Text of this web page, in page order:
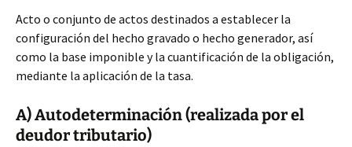
Acto o conjunto de actos destinados a establecer la
configuración del hecho gravado o hecho generador, así
como la base imponible y la cuantificación de la obligación,
mediante la aplicación de la tasa.
A) Autodeterminación (realizada por el
deudor tributario)